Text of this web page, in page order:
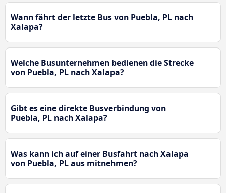
Wann fährt der letzte Bus von Puebla, PL nach
Xalapa?
Welche Busunternehmen bedienen die Strecke
von Puebla, PL nach Xalapa?
Gibt es eine direkte Busverbindung von
Puebla, PL nach Xalapa?
Was kann ich auf einer Busfahrt nach Xalapa
von Puebla, PL aus mitnehmen?